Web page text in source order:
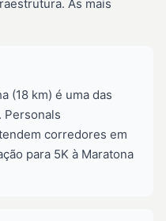
As mais
(18 km) é uma das
Personals
corredores em
para 5K à Maratona